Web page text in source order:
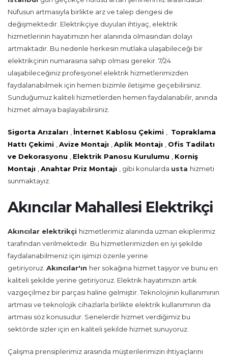
Nüfusun artmasıyla birlikte arz ve talep dengesi de
değişmektedir. Elektrikçiye duyulan ihtiyaç, elektrik
hizmetlerinin hayatımızın her alanında olmasından dolayı
artmaktadır. Bu nedenle herkesin mutlaka ulaşabileceği bir
elektrikçinin numarasına sahip olması gerekir. 7/24
ulaşabileceğiniz profesyonel elektrik hizmetlerimizden
faydalanabilmek için hemen bizimle iletişime geçebilirsiniz.
Sunduğumuz kaliteli hizmetlerden hemen faydalanabilir, anında
hizmet almaya başlayabilirsiniz.
Sigorta Arızaları İnternet Kablosu Çekimi
Topraklama
Hattı Çekimi
Avize Montajı Aplik Montajı
Ofis Tadilatı
ve Dekorasyonu
Elektrik Panosu Kurulumu
Korniş
Montajı
Anahtar Priz Montajı , gibi konularda usta hizmeti
sunmaktayız.
Akıncılar Mahallesi Elektrikçi
Akıncılar elektrikçi hizmetlerimiz alanında uzman ekiplerimiz
tarafından verilmektedir. Bu hizmetlerimizden en iyi şekilde
faydalanabilmeniz için işimizi özenle yerine
getiriyoruz. Akıncılar'ın her sokağına hizmet taşıyor ve bunu en
kaliteli şekilde yerine getiriyoruz. Elektrik hayatımızın artık
vazgeçilmez bir parçası haline gelmiştir. Teknolojinin kullanımının
artması ve teknolojik cihazlarla birlikte elektrik kullanımının da
artması söz konusudur. Senelerdir hizmet verdiğimiz bu
sektörde sizler için en kaliteli şekilde hizmet sunuyoruz.
Çalışma prensiplerimiz arasında müşterilerimizin ihtiyaçlarını